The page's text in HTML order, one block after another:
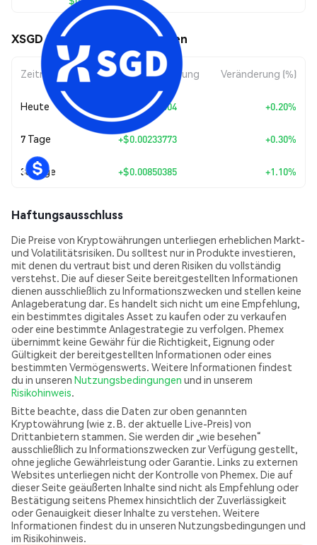
XSGD (XSGD) Kursbewegungen
Zeitraum Betragsänderung Veränderung (%)
Heute $0.00156004 +0.20%
7 Tage +$0.00233773 +0.30%
30 Tage +$0.00850385 +1.10%
Haftungsausschluss
Die Preise von Kryptowährungen unterliegen erheblichen Markt-
und Volatilitätsrisiken. Du solltest nur in Produkte investieren,
mit denen du vertraut bist und deren Risiken du vollständig
verstehst. Die auf dieser Seite bereitgestellten Informationen
dienen ausschließlich zu Informationszwecken und stellen keine
Anlageberatung dar. Es handelt sich nicht um eine Empfehlung,
ein bestimmtes digitales Asset zu kaufen oder zu verkaufen
oder eine bestimmte Anlagestrategie zu verfolgen. Phemex
übernimmt keine Gewähr für die Richtigkeit, Eignung oder
Gültigkeit der bereitgestellten Informationen oder eines
bestimmten Vermögenswerts. Weitere Informationen findest
du in unseren Nutzungsbedingungen und in unserem
Risikohinweis.
Bitte beachte, dass die Daten zur oben genannten
Kryptowährung (wie z. B. der aktuelle Live-Preis) von
Drittanbietern stammen. Sie werden dir „wie besehen“
ausschließlich zu Informationszwecken zur Verfügung gestellt,
ohne jegliche Gewährleistung oder Garantie. Links zu externen
Websites unterliegen nicht der Kontrolle von Phemex. Die auf
dieser Seite geäußerten Inhalte sind nicht als Empfehlung oder
Bestätigung seitens Phemex hinsichtlich der Zuverlässigkeit
oder Genauigkeit dieser Inhalte zu verstehen. Weitere
Informationen findest du in unseren Nutzungsbedingungen und
im Risikohinweis.